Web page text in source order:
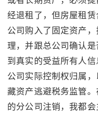
经退租了，但房屋租
公司购入了固定资产
理，并跟总公司确认
到真实的受益所有人
公司实际控制权归属
藏资产逃避税务监管
的分公司注销，我都